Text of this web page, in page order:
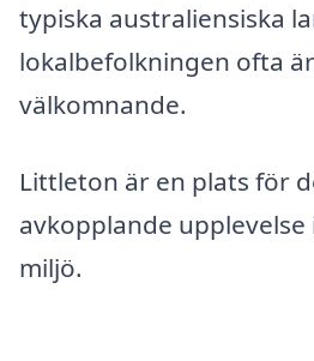
typiska australiensiska
lokalbefolkningen ofta
välkomnande.
Littleton är en plats för
avkopplande
miljö.